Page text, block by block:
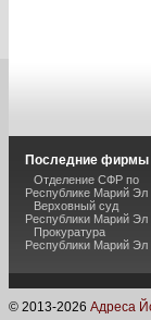
Последние фирмы
Отделение СФР по
Республике Марий Эл
Верховный суд
Республики Марий Эл
Прокуратура
Республики Марий Эл
© 2013-2026 Адреса